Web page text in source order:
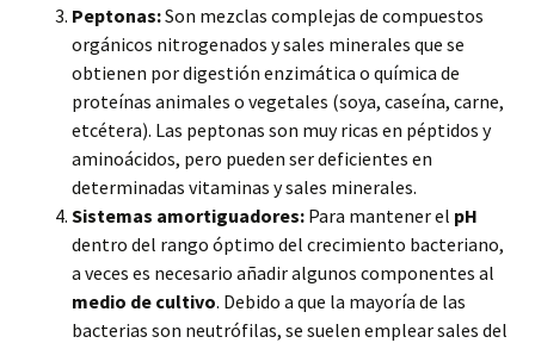
Peptonas:Son mezclas complejas de compuestos
orgánicos nitrogenados y sales minerales que se
obtienen por digestión enzimática o química de
proteínas animales o vegetales (soya, caseína, carne,
etcétera). Las peptonas son muy ricas en péptidos y
aminoácidos, pero pueden ser deficientes en
determinadas vitaminas y sales minerales.
Sistemas amortiguadores: Para mantener el pH
dentro del rango óptimo del crecimiento bacteriano,
a veces es necesario añadir algunos componentes al
medio de cultivo. Debido a que la mayoría de las
bacterias son neutrófilas, se suelen emplear sales del